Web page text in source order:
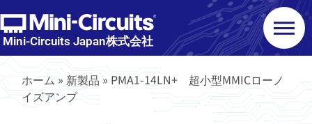
Mini-Circuits Japan株式会社
ホーム » 新製品» PMA1-14LN+ 超小型MMICローノ
イズアンプ